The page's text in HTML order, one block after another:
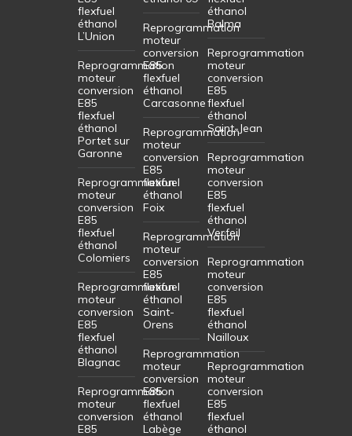
flexfuel
éthanol
L’Union
Reprogrammation
moteur
conversion
E85
flexfuel
éthanol
Portet sur
Garonne
Reprogrammation
moteur
conversion
E85
flexfuel
éthanol
Colomiers
Reprogrammation
moteur
conversion
E85
flexfuel
éthanol
Blagnac
Reprogrammation
moteur
conversion
E85
Reprogrammation
moteur
conversion
E85
flexfuel
éthanol
Carcasonne
Reprogrammation
moteur
conversion
E85
flexfuel
éthanol
Foix
Reprogrammation
moteur
conversion
E85
flexfuel
éthanol
Saint-
Orens
Reprogrammation
moteur
conversion
E85
flexfuel
éthanol
Labège
éthanol
Balma
Reprogrammation
moteur
conversion
E85
flexfuel
éthanol
Saint-Jean
Reprogrammation
moteur
conversion
E85
flexfuel
éthanol
Verfeil
Reprogrammation
moteur
conversion
E85
flexfuel
éthanol
Nailloux
Reprogrammation
moteur
conversion
E85
flexfuel
éthanol